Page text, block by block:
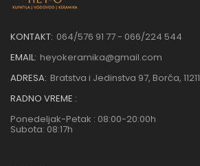
KONTAKT: 064/576 91 77 - 066/224 544
EMAIL: heyokeramika@gmail.com
ADRESA: Bratstva i Jedinstva 97, Borča, 11211
RADNO VREME :
Ponedeljak-Petak : 08:00-20:00h
Subota: 08:17h